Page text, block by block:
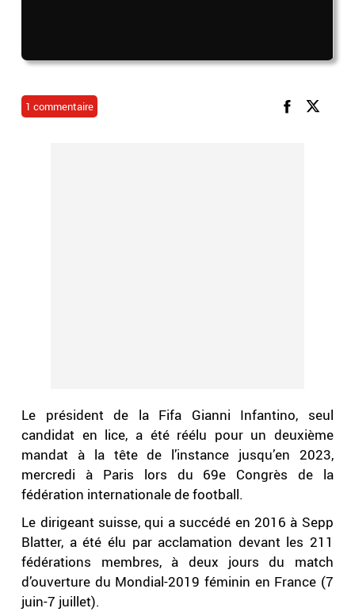
1 commentaire
Le président de la Fifa Gianni Infantino, seul
candidat en lice, a été réélu pour un deuxième
mandat à la tête de l’instance jusqu’en 2023,
mercredi à Paris lors du 69e Congrès de la
fédération internationale de football.
Le dirigeant suisse, qui a succédé en 2016 à Sepp
Blatter, a été élu par acclamation devant les 211
fédérations membres, à deux jours du match
d’ouverture du Mondial-2019 féminin en France (7
juin-7 juillet).